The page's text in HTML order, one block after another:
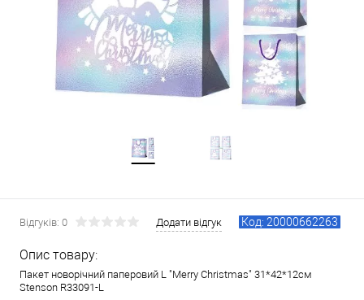
Відгуків: 0 Додати відгук Код: 20000662263
Опис товару:
Пакет новорічний паперовий L "Merry Christmas" 31*42*12см
Stenson R33091-L